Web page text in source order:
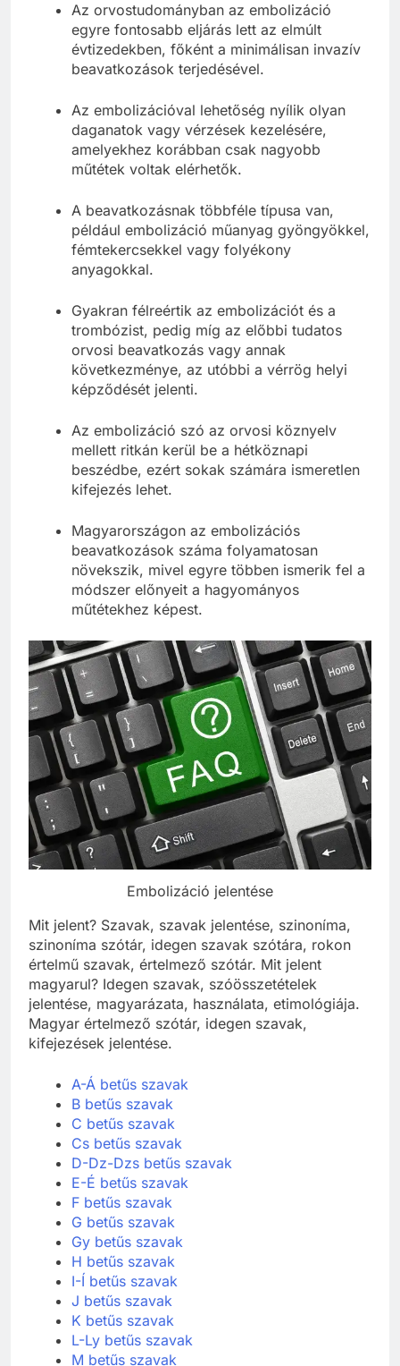
Az orvostudományban az embolizáció
egyre fontosabb eljárás lett az elmúlt
évtizedekben, főként a minimálisan invazív
beavatkozások terjedésével.
Az embolizációval lehetőség nyílik olyan
daganatok vagy vérzések kezelésére,
amelyekhez korábban csak nagyobb
műtétek voltak elérhetők.
A beavatkozásnak többféle típusa van,
például embolizáció műanyag gyöngyökkel,
fémtekercsekkel vagy folyékony
anyagokkal.
Gyakran félreértik az embolizációt és a
trombózist, pedig míg az előbbi tudatos
orvosi beavatkozás vagy annak
következménye, az utóbbi a vérrög helyi
képződését jelenti.
Az embolizáció szó az orvosi köznyelv
mellett ritkán kerül be a hétköznapi
beszédbe, ezért sokak számára ismeretlen
kifejezés lehet.
Magyarországon az embolizációs
beavatkozások száma folyamatosan
növekszik, mivel egyre többen ismerik fel a
módszer előnyeit a hagyományos
műtétekhez képest.
Embolizáció jelentése
Mit jelent? Szavak, szavak jelentése, szinoníma,
szinoníma szótár, idegen szavak szótára, rokon
értelmű szavak, értelmező szótár. Mit jelent
magyarul? Idegen szavak, szóösszetételek
jelentése, magyarázata, használata, etimológiája.
Magyar értelmező szótár, idegen szavak,
kifejezések jelentése.
A-Á betűs szavak
B betűs szavak
C betűs szavak
Cs betűs szavak
D-Dz-Dzs betűs szavak
E-É betűs szavak
F betűs szavak
G betűs szavak
Gy betűs szavak
H betűs szavak
I-Í betűs szavak
J betűs szavak
K betűs szavak
L-Ly betűs szavak
M betűs szavak